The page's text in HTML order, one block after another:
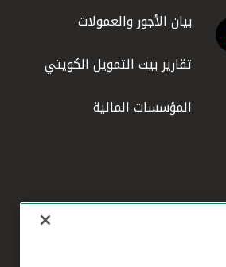
بيان الأجور والعمولات
تقارير بيت التمويل الكويتي
المؤسسات المالية